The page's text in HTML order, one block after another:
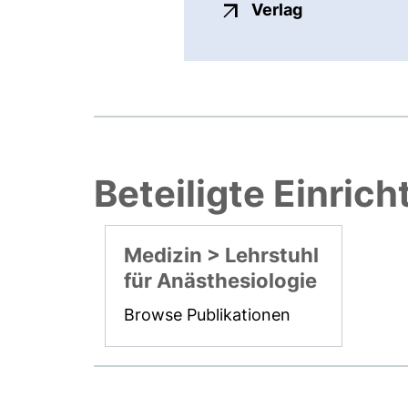
Verlagexterner
Beteiligte
Medizin > Lehrstuhl
für Anästhesiologie
Browse Publikationen